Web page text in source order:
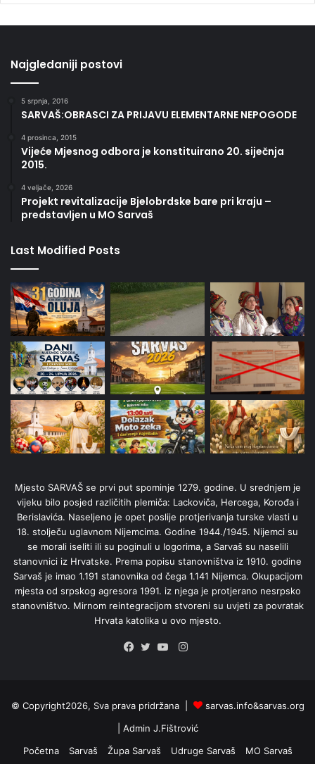
Najgledaniji postovi
5 srpnja, 2016
SARVAŠ:OBRASCI ZA PRIJAVU ELEMENTARNE NEPOGODE
4 prosinca, 2015
Vijeće Mjesnog odbora je konstituirano 20. siječnja
2015.
4 veljače, 2026
Projekt revitalizacije Bjelobrdske bare pri kraju –
predstavljen u MO Sarvaš
Last Modified Posts
Mjesto SARVAŠ se prvi put spominje 1279. godine. U srednjem je
vijeku bilo posjed različitih plemiča: Lackoviča, Hercega, Korođa i
Berislavića. Naseljeno je opet poslije protjerivanja turske vlasti u
18. stolječu uglavnom Nijemcima. Godine 1944./1945. Nijemci su
se morali iseliti ili su poginuli u logorima, a Sarvaš su naselili
stanovnici iz Hrvatske. Prema popisu stanovništva iz 1910. godine
Sarvaš je imao 1.191 stanovnika od čega 1.141 Nijemca. Okupacijom
mjesta od srpskog agresora 1991. iz njega je protjerano nesrpsko
stanovništvo. Mirnom reintegracijom stvoreni su uvjeti za povratak
Hrvata katolika u ovo mjesto.
Instagram
© Copyright2026, Sva prava pridržana |
sarvas.info&sarvas.org
| Admin J.Fištrović
Početna
Sarvaš Župa Sarvaš Udruge Sarvaš MO Sarvaš